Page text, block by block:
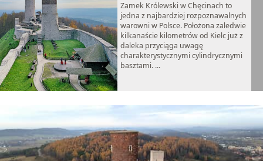
Zamek Królewski w Chęcinach to
jedna z najbardziej rozpoznawalnych
warowni w Polsce. Położona zaledwie
kilkanaście kilometrów od Kielc już z
daleka przyciąga uwagę
charakterystycznymi cylindrycznymi
basztami. ...